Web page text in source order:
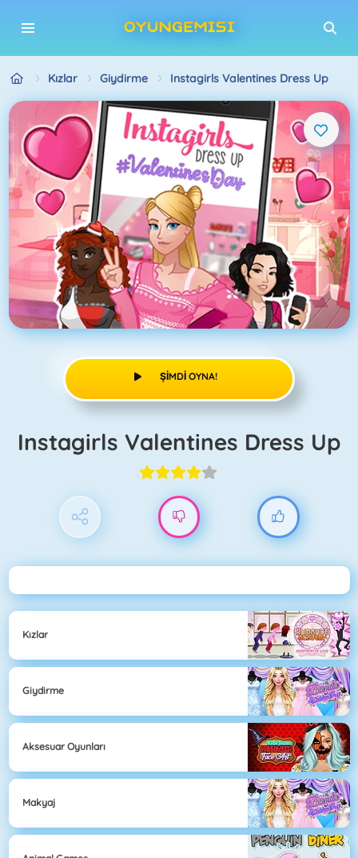
Kızlar Giydirme Instagirls Valentines Dress Up
ŞIMDI OYNA!
Instagirls Valentines Dress Up
Kızlar
Giydirme
Aksesuar Oyunları
Makyaj